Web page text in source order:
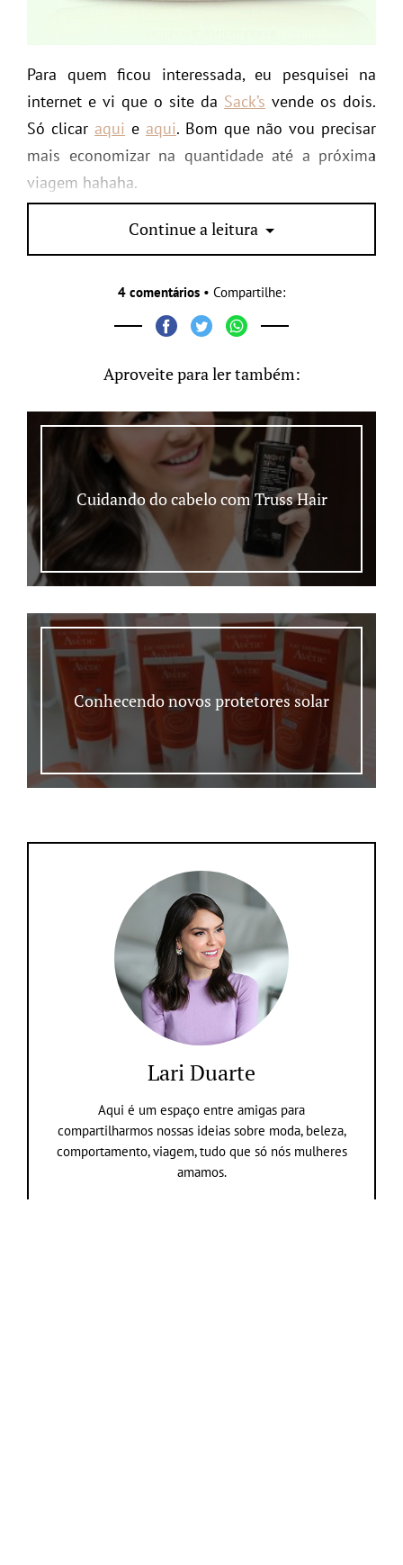
Para quem ficou interessada, eu pesquisei na
internet e vi que o site da Sack’s vende os dois.
Só clicar aqui e aqui. Bom que não vou precisar
mais economizar na quantidade até a próxima
viagem hahaha.
Mais uma vez vamos gritar, xô celulite!
Continue a leitura
4 comentários • Compartilhe:
Aproveite para ler também:
Cuidando do cabelo com Truss Hair
Conhecendo novos protetores solar
Lari Duarte
Aqui é um espaço entre amigas para
compartilharmos nossas ideias sobre moda, beleza,
comportamento, viagem, tudo que só nós mulheres
amamos.